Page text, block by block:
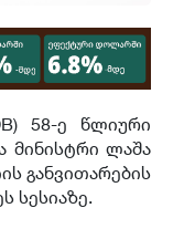
58-ე წლიური
მინისტრი ლაშა
განვითარების
სესიაზე.